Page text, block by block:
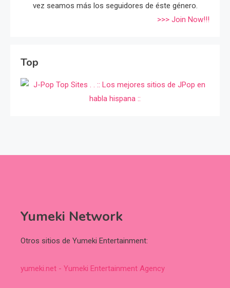
vez seamos más los seguidores de éste género.
>>> Join Now!!!
Top
Yumeki Network
Otros sitios de Yumeki Entertainment:
yumeki.net - Yumeki Entertainment Agency